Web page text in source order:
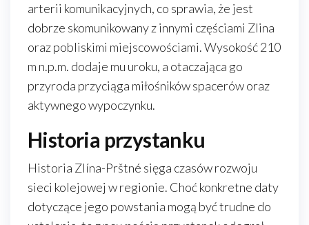
arterii komunikacyjnych, co sprawia, że jest
dobrze skomunikowany z innymi częściami Zlina
oraz pobliskimi miejscowościami. Wysokość 210
m n.p.m. dodaje mu uroku, a otaczająca go
przyroda przyciąga miłośników spacerów oraz
aktywnego wypoczynku.
Historia przystanku
Historia Zlína-Prštné sięga czasów rozwoju
sieci kolejowej w regionie. Choć konkretne daty
dotyczące jego powstania mogą być trudne do